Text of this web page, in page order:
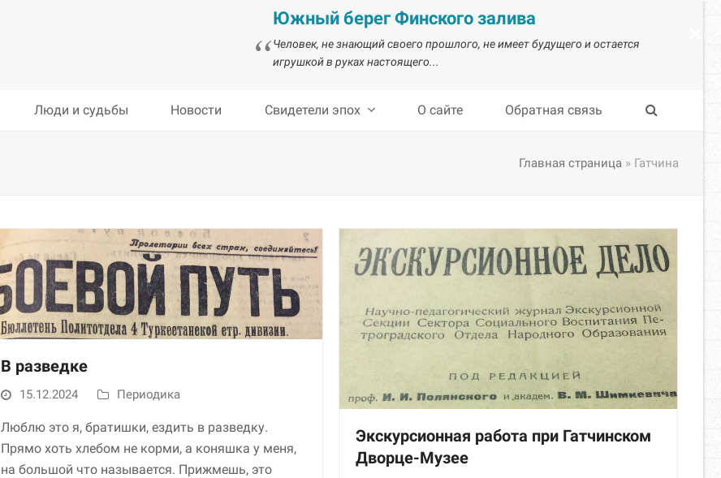
Южный берег Финского залива
Человек, не знающий своего прошлого, не имеет будущего и остается
игрушкой в руках настоящего...
Люди и судьбы Новости Свидетели эпох О сайте Обратная связь
Главная страница » Гатчина
В разведке
15.12.2024 Периодика
Люблю это я, братишки, ездить в разведку.
Прямо хоть хлебом не корми, а коняшка у меня,
на большой что называется. При­жмешь, это
Экскурсионная работа при Гатчинском
Дворце-Музее